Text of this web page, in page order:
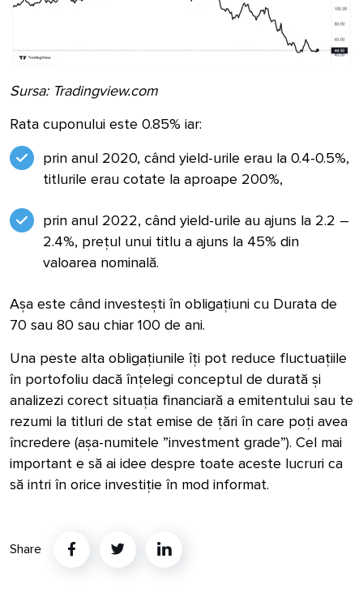
Sursa: Tradingview.com
Rata cuponului este 0.85% iar:
prin anul 2020, când yield-urile erau la 0.4-0.5%,
titlurile erau cotate la aproape 200%,
prin anul 2022, când yield-urile au ajuns la 2.2 –
2.4%, prețul unui titlu a ajuns la 45% din
valoarea nominală.
Așa este când investești în obligațiuni cu Durata de
70 sau 80 sau chiar 100 de ani.
Una peste alta obligațiunile îți pot reduce fluctuațiile
în portofoliu dacă înțelegi conceptul de durată și
analizezi corect situația financiară a emitentului sau te
rezumi la titluri de stat emise de țări în care poți avea
încredere (așa-numitele ”investment grade”). Cel mai
important e să ai idee despre toate aceste lucruri ca
să intri în orice investiție în mod informat.
Share TwitterLinkedin